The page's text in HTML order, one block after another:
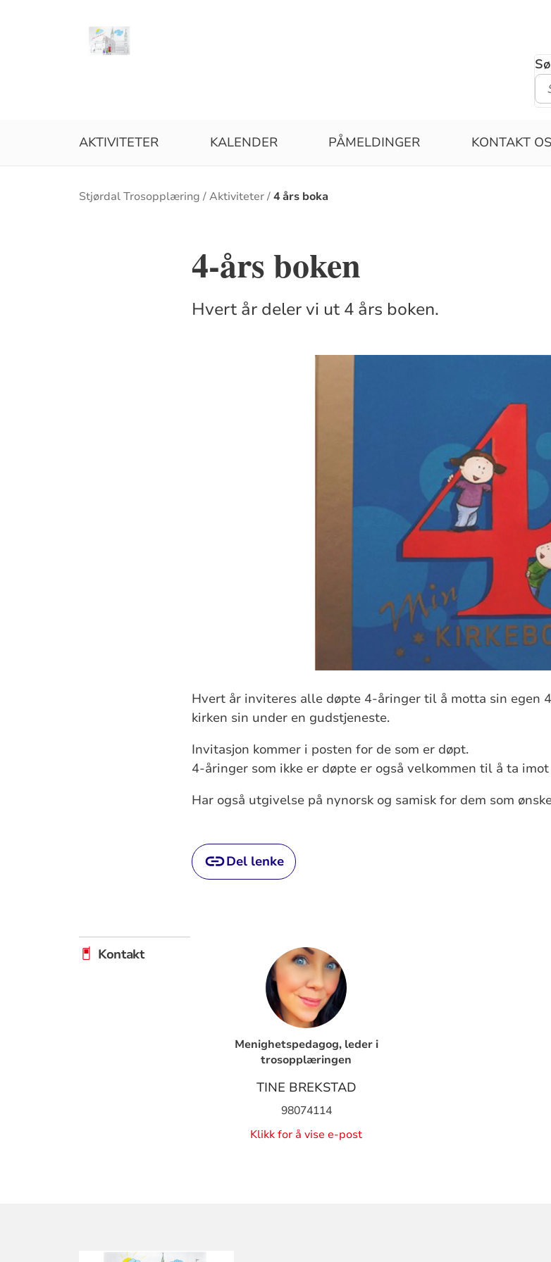
AKTIVITETER KALENDER PÅMELDINGER KONTAKT
Brødsmulesti
Stjørdal Trosopplæring Aktiviteter 4 års boka
4-års boken
Hvert år deler vi ut 4 års boken.
Hvert år inviteres alle døpte 4-åringer til å motta sin egen
kirken sin under en gudstjeneste.
Invitasjon kommer i posten for de som er døpt.
4-åringer som ikke er døpte er også velkommen til å ta imot
Har også utgivelse på nynorsk og samisk for dem som
Del lenke
Kontakt
Menighetspedagog, leder i
trosopplæringen
TINE BREKSTAD
98074114
Klikk for å vise e-post